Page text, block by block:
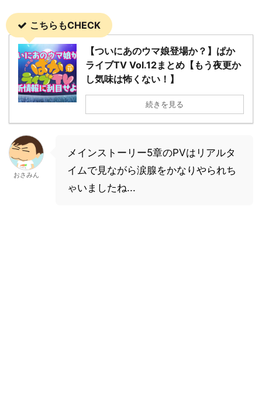
こちらもCHECK
【ついにあのウマ娘登場か？】ぱか
ライブTV Vol.12まとめ【もう夜更か
し気味は怖くない！】
続きを見る
おさみん
メインストーリー5章のPVはリアルタ
イムで見ながら涙腺をかなりやられち
ゃいましたね...